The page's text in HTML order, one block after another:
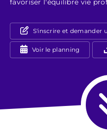
favoriser l'équilibre vie
S'inscrire et demander
Voir le planning